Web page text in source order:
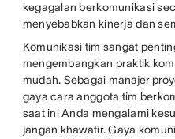
kegagalan berkomunikasi
menyebabkan kinerja dan
Komunikasi tim sangat
mengembangkan praktik
mudah. Sebagai manajer
gaya cara anggota tim
saat ini Anda mengalami
jangan khawatir. Gaya